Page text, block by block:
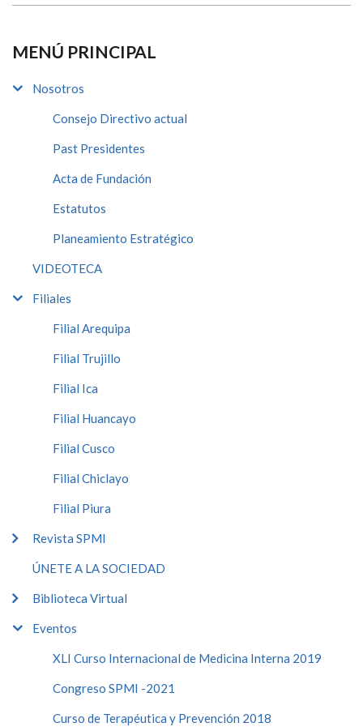
MENÚ PRINCIPAL
Nosotros
Consejo Directivo actual
Past Presidentes
Acta de Fundación
Estatutos
Planeamiento Estratégico
VIDEOTECA
Filiales
Filial Arequipa
Filial Trujillo
Filial Ica
Filial Huancayo
Filial Cusco
Filial Chiclayo
Filial Piura
Revista SPMI
ÚNETE A LA SOCIEDAD
Biblioteca Virtual
Eventos
XLI Curso Internacional de Medicina Interna 2019
Congreso SPMI -2021
Curso de Terapéutica y Prevención 2018